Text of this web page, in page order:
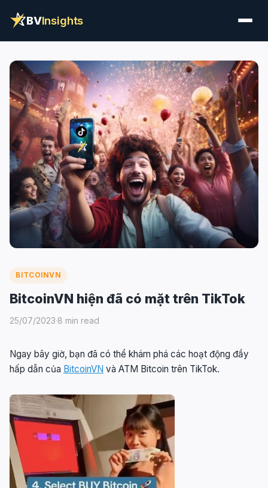
BVInsights
BITCOINVN
BitcoinVN hiện đã có mặt trên TikTok
25/07/2023·8 min read
Ngay bây giờ, bạn đã có thể khám phá các hoạt động đầy
hấp dẫn của BitcoinVN và ATM Bitcoin trên TikTok.